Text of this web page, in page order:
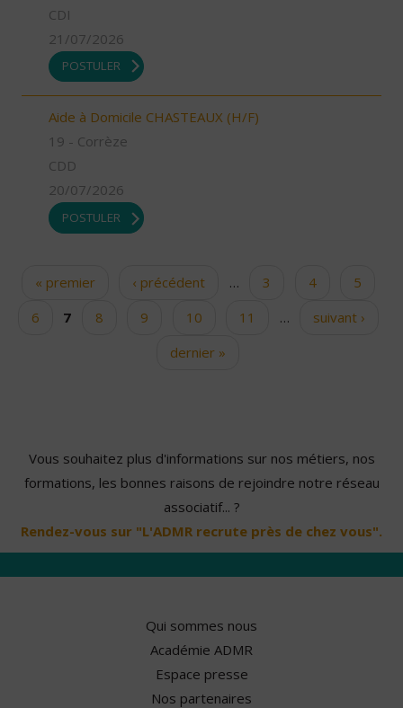
CDI
21/07/2026
POSTULER
Aide à Domicile CHASTEAUX (H/F)
19 - Corrèze
CDD
20/07/2026
POSTULER
Pages« premier ‹ précédent … 3 4
5
6
7 8 9 10 11 …
suivant ›
dernier »
Vous souhaitez plus d'informations sur nos métiers, nos
formations, les bonnes raisons de rejoindre notre réseau
associatif... ?
Rendez-vous sur "L'ADMR recrute près de chez vous".
Qui sommes nous
Académie ADMR
Espace presse
Nos partenaires